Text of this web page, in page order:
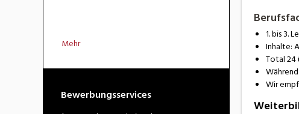
Mehr
Bewerbungsservices
1. bis 3.
Inhalte:
Total 24
Wir